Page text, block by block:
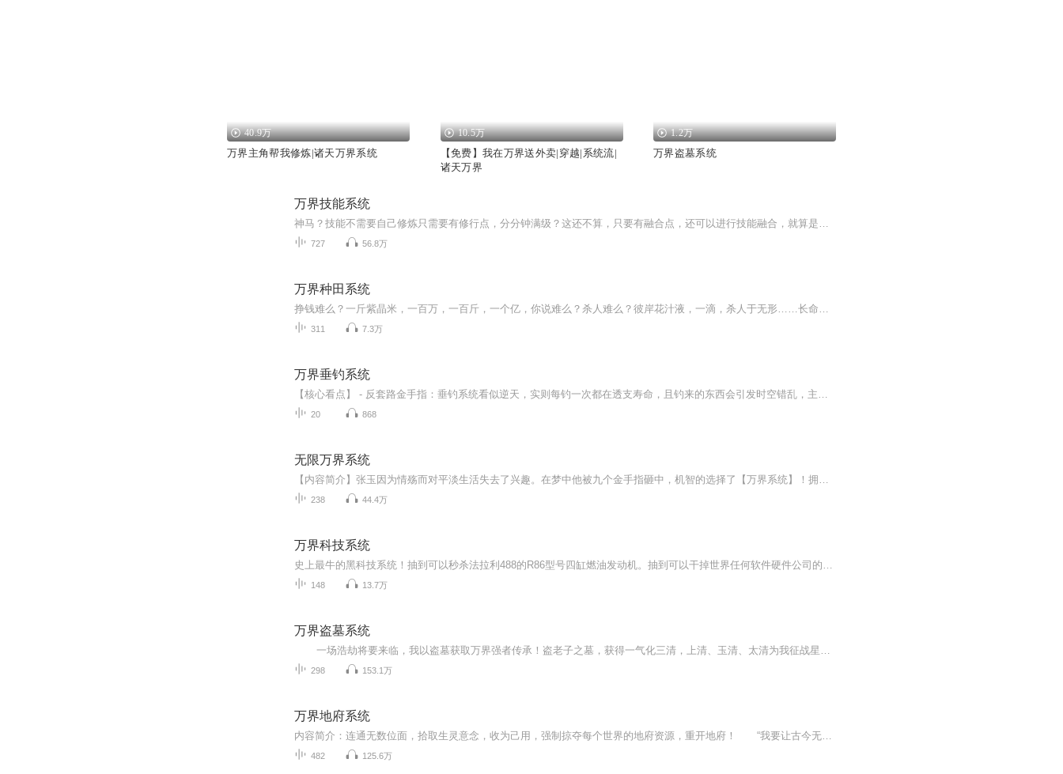
40.9万
万界主角帮我修炼|诸天万界系统
10.5万
【免费】我在万界送外卖|穿越|系统流|
诸天万界
1.2万
万界盗墓系统
万界技能系统
神马？技能不需要自己修炼只需要有修行点，分分钟满级？这还不算，只要有融合点，还可以进行技能融合，就算是基础技能也能成为神级技能？易水寒默默的擦了擦并不存在的口水，“教练，我要打篮球，哦，不对，系统我要修行点，不行的话融合点也成啊！”
727 56.8万
万界种田系统
挣钱难么？一斤紫晶米，一百万，一百斤，一个亿，你说难么？杀人难么？彼岸花汁液，一滴，杀人于无形……长命百岁难么？人生果，一颗，可求长生……林庸被青灵乾宝砸中，获得万界种田系统，可以去往不同的世界种田。种植各式各，奇奇怪怪，传说中的的植物。顺便修修仙，学学法术，在都市装装逼，小日子过得滋滋润润。
311 7.3万
万界垂钓系统
【核心看点】 - 反套路金手指：垂钓系统看似逆天，实则每钓一次都在透支寿命，且钓来的东西会引发时空错乱，主角必须在“变强”与“生存”间权衡。- 现实困境与奇幻交织：从催债电话到瘫痪母亲，从工地苦力到时空追杀，打工仔的逆袭充满烟火气与危机感【一...
20 868
无限万界系统
【内容简介】张玉因为情殇而对平淡生活失去了兴趣。在梦中他被九个金手指砸中，机智的选择了【万界系统】！拥有了可以在梦里穿越无数电影、小说、动漫世界的机会。“任务失败，系统卸载？卸载后大脑瘫痪？”…………在僵尸先生中拜师九叔，习得道术国术！...
238 44.4万
万界科技系统
史上最牛的黑科技系统！抽到可以秒杀法拉利488的R86型号四缸燃油发动机。抽到可以干掉世界任何软件硬件公司的红后和贾维斯。黑科技汽车，黑科技电脑，黑科技材料，黑科技药剂，黑科技飞船！秦海浪要缔造一个万界黑科技公司，一个无敌的黑科技公司...
148 13.7万
万界盗墓系统
一场浩劫将要来临，我以盗墓获取万界强者传承！盗老子之墓，获得一气化三清，上清、玉清、太清为我征战星空！盗杀神白起之墓，获屠戮大法，御杀气震慑众生，收亡魂为己用！盗金罗大仙之墓，轩辕剑、诛仙剑阵、开天斧，皆归入我囊中！各种古老传承复苏，强者层出不穷，医道高手、邪恶巫师、东瀛武僧、学院强者！皆匍匐在我面前，瑟瑟发抖！ 都市之中高楼大厦林立，街道干净没有一丝杂物，白领、蓝领们匆匆忙忙的走过，这些人有些是修真者，大部分则是普通人。 修真者走路都趾...
298 153.1万
万界地府系统
内容简介：连通无数位面，拾取生灵意念，收为己用，强制掠夺每个世界的地府资源，重开地府！ “我要让古今无数帝王，诸如秦始皇，李世民......为我掌管万界地府……” “我曾拯救无数武侠、动漫、仙侠、玄幻世界所有的反派恶人……” “我曾亲手轰碎一方天道，重铸世界规则……”作者：零度燃烧
482 125.6万